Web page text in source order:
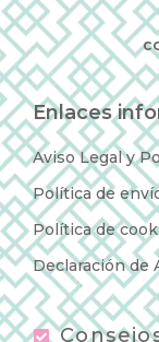
Enlaces
Aviso Legal y
Política de
Política de
Declaración de